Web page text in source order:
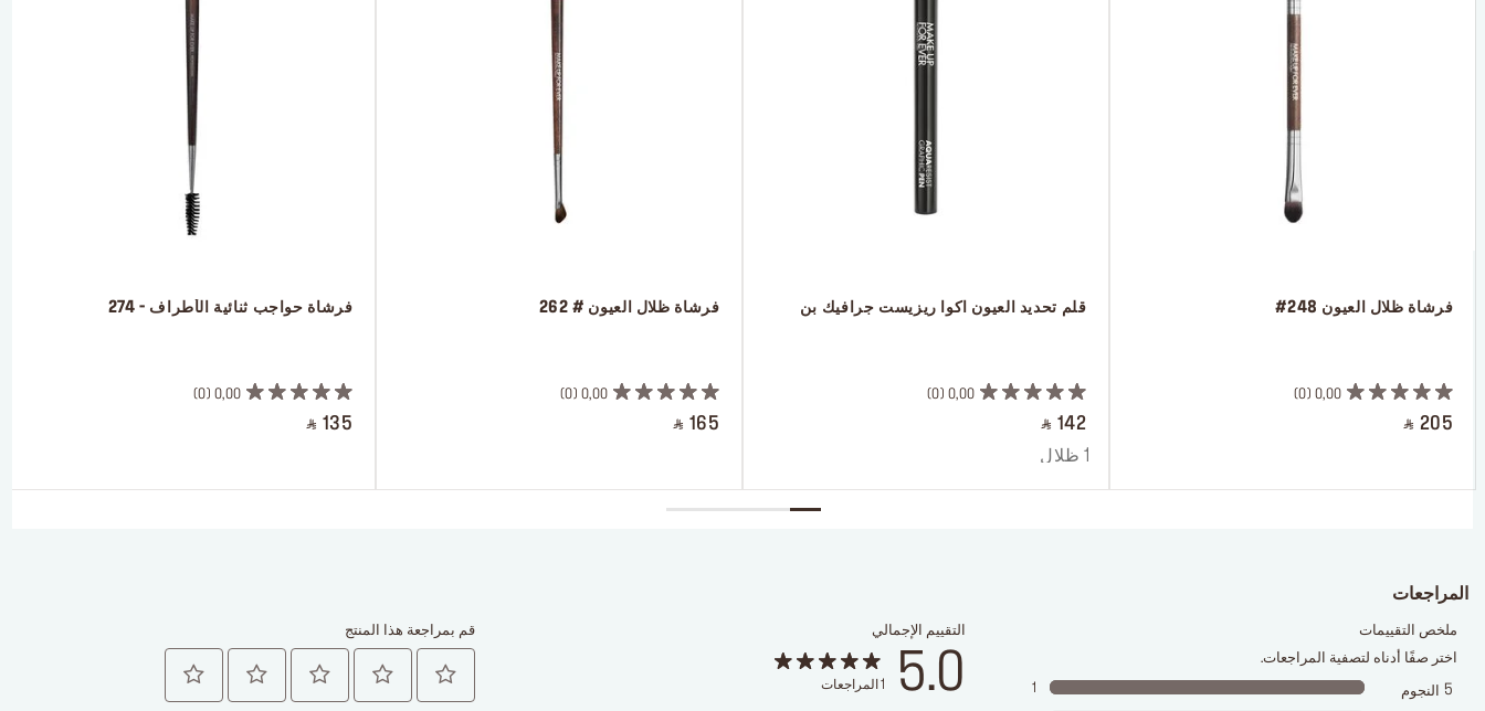
فرشاة حواجب ثنائية الأطراف - 274
0,00
0
‎ ⃁ 135 ‎
فرشاة ظلال العيون # 262
0,00
0
‎ ⃁ 165 ‎
قلم تحديد العيون اكوا ريزيست جرافيك بن
0,00
0
‎ ⃁ 142 ‎
1 ظلال
فرشاة ظلال العيون 248#
0,00
0
‎ ⃁ 205 ‎
المراجعات
ملخص التقييمات
اختر صفًا أدناه لتصفية المراجعات.
5 النجوم 1
التقييم الإجمالي
5.0
1 المراجعات
قم بمراجعة هذا المنتج